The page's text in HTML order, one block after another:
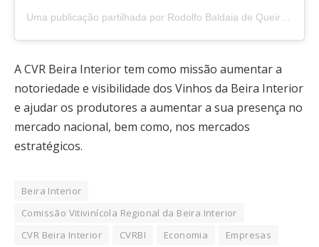
A CVR Beira Interior tem como missão aumentar a
notoriedade e visibilidade dos Vinhos da Beira Interior
e ajudar os produtores a aumentar a sua presença no
mercado nacional, bem como, nos mercados
estratégicos.
Beira Interior
Comissão Vitivinícola Regional da Beira Interior
CVR Beira Interior
CVRBI Economia
Empresas